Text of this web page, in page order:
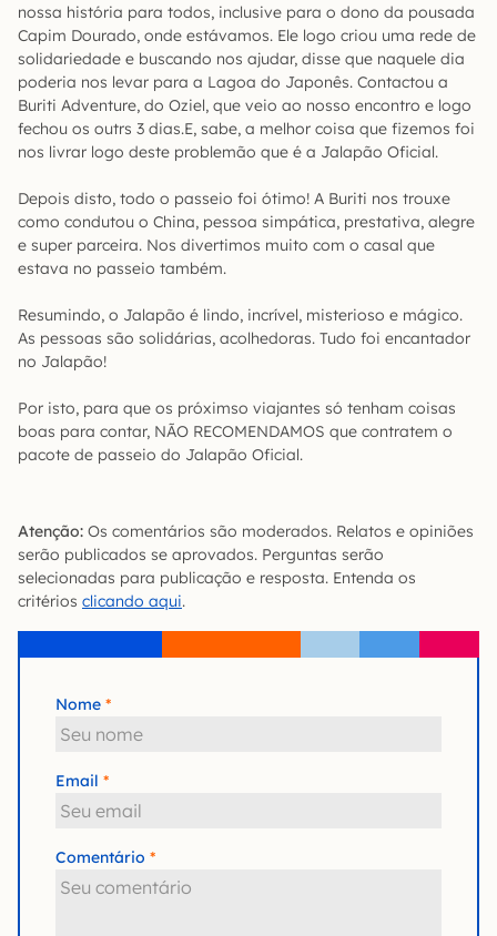
nossa história para todos, inclusive para o dono da pousada
Capim Dourado, onde estávamos. Ele logo criou uma rede de
solidariedade e buscando nos ajudar, disse que naquele dia
poderia nos levar para a Lagoa do Japonês. Contactou a
Buriti Adventure, do Oziel, que veio ao nosso encontro e logo
fechou os outrs 3 dias.E, sabe, a melhor coisa que fizemos foi
nos livrar logo deste problemão que é a Jalapão Oficial.
Depois disto, todo o passeio foi ótimo! A Buriti nos trouxe
como condutou o China, pessoa simpática, prestativa, alegre
e super parceira. Nos divertimos muito com o casal que
estava no passeio também.
Resumindo, o Jalapão é lindo, incrível, misterioso e mágico.
As pessoas são solidárias, acolhedoras. Tudo foi encantador
no Jalapão!
Por isto, para que os próximso viajantes só tenham coisas
boas para contar, NÃO RECOMENDAMOS que contratem o
pacote de passeio do Jalapão Oficial.
Atenção: Os comentários são moderados. Relatos e opiniões
serão publicados se aprovados. Perguntas serão
selecionadas para publicação e resposta. Entenda os
critérios clicando aqui.
Nome
Email
Comentário